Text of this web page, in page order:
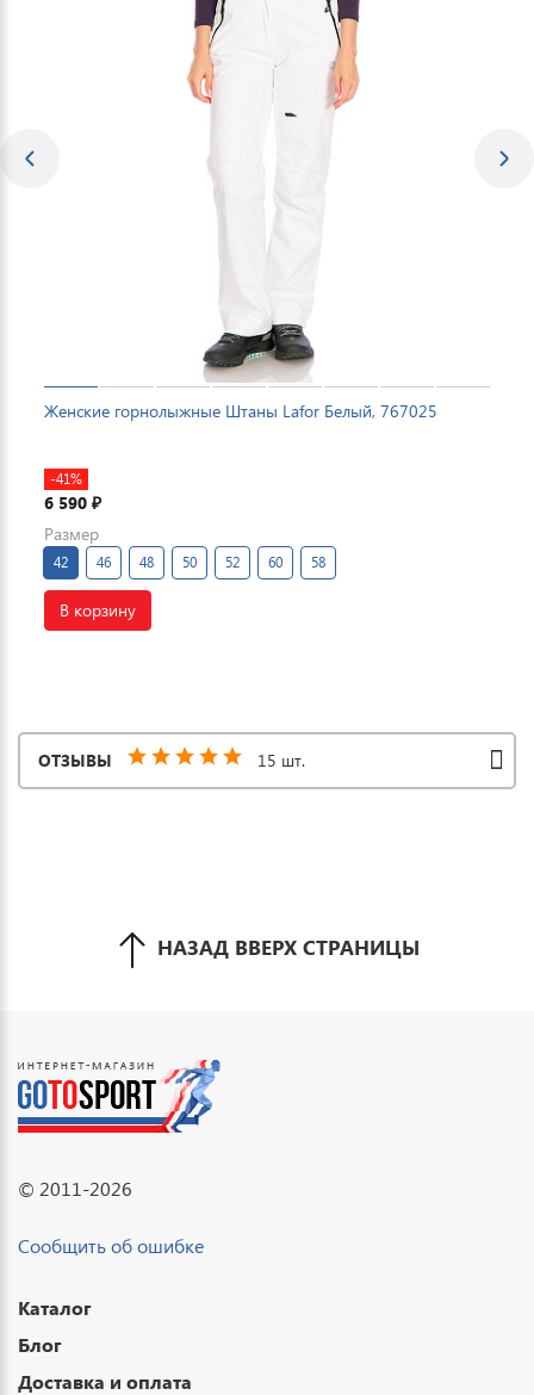
Женские горнолыжные Штаны Lafor Белый, 767025
-41%
6 590 ₽
Размер
42 46 48 50 52 60 58
В корзину
ОТЗЫВЫ 15 шт.
НАЗАД ВВЕРХ СТРАНИЦЫ
© 2011-2026
Сообщить об ошибке
Каталог
Блог
Доставка и оплата